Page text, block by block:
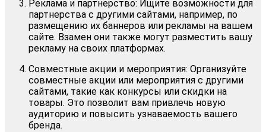
Реклама и партнерство: Ищите возможности для
партнерства с другими сайтами, например, по
размещению их баннеров или рекламы на вашем
сайте. Взамен они также могут разместить вашу
рекламу на своих платформах.
Совместные акции и мероприятия: Организуйте
совместные акции или мероприятия с другими
сайтами, такие как конкурсы или скидки на
товары. Это позволит вам привлечь новую
аудиторию и повысить узнаваемость вашего
бренда.